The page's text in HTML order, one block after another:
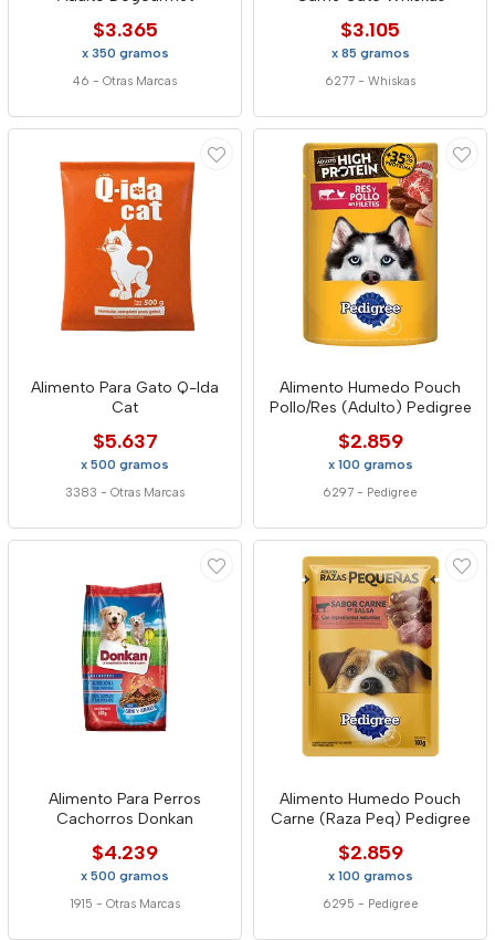
$3.365
x 350 gramos
46 - Otras Marcas
$3.105
x 85 gramos
6277 - Whiskas
Alimento Para Gato Q-Ida
Cat
$5.637
x 500 gramos
3383 - Otras Marcas
Alimento Humedo Pouch
Pollo/Res (Adulto) Pedigree
$2.859
x 100 gramos
6297 - Pedigree
Alimento Para Perros
Cachorros Donkan
$4.239
x 500 gramos
1915 - Otras Marcas
Alimento Humedo Pouch
Carne (Raza Peq) Pedigree
$2.859
x 100 gramos
6295 - Pedigree